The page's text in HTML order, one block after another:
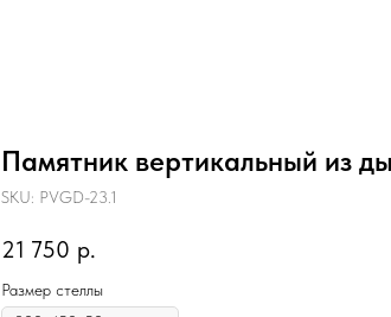
Памятник вертикальный из
SKU: PVGD-23.1
21 750 р.
Размер стеллы